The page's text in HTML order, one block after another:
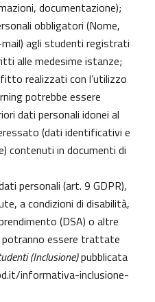
documentazione);
obbligatori (Nome,
agli studenti registrati
alle medesime istanze;
realizzati con l’utilizzo
potrebbe essere
dati personali idonei al
(dati identificativi e
contenuti in documenti di
personali (art. 9 GDPR),
a condizioni di disabilità,
(DSA) o altre
essere trattate
(Inclusione)pubblicata
informativa-inclusione-